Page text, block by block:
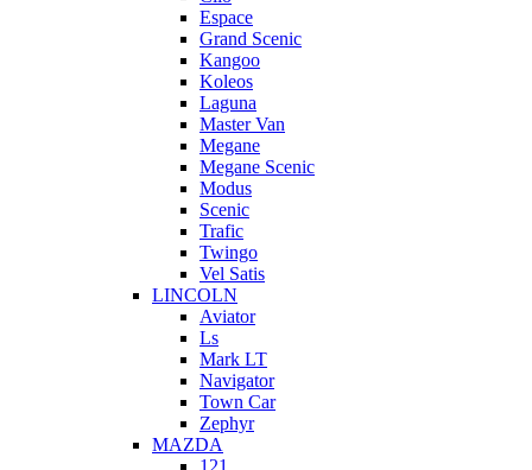
Espace
Grand Scenic
Kangoo
Koleos
Laguna
Master Van
Megane
Megane Scenic
Modus
Scenic
Trafic
Twingo
Vel Satis
LINCOLN
Aviator
Ls
Mark LT
Navigator
Town Car
Zephyr
MAZDA
121